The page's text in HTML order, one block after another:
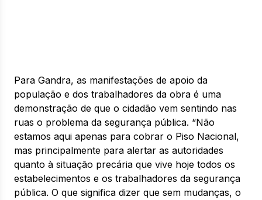
Para Gandra, as manifestações de apoio da
população e dos trabalhadores da obra é uma
demonstração de que o cidadão vem sentindo nas
ruas o problema da segurança pública. “Não
estamos aqui apenas para cobrar o Piso Nacional,
mas principalmente para alertar as autoridades
quanto à situação precária que vive hoje todos os
estabelecimentos e os trabalhadores da segurança
pública. O que significa dizer que sem mudanças, o